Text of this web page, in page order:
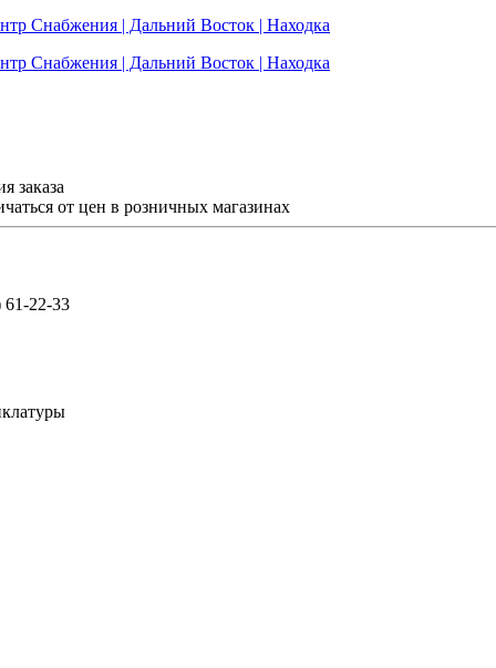
заказа
от цен в розничных магазинах
61-22-33